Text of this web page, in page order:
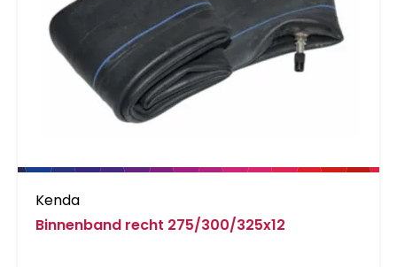
Kenda
Binnenband recht 275/300/325x12